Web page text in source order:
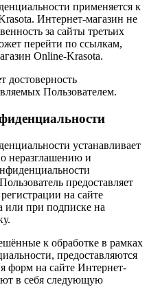
применяется к
Интернет-магазин не
за сайты третьих
перейти по ссылкам,
Online-Krasota.
достоверность
Пользователем.
устанавливает
неразглашению и
предоставляет
на сайте
или при подписке на
к обработке в рамках
предоставляются
форм на сайте Интернет-
в себя следующую